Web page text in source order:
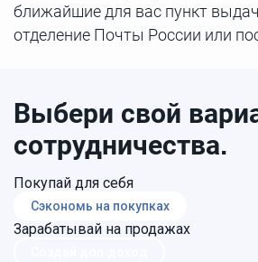
ближайшие для вас пункт
отделение Почты России или
Выбери свой
сотрудничества.
Покупай для себя
Сэкономь на покупках
Зарабатывай на продажах